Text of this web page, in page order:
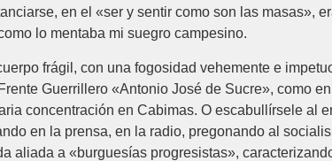
en el «ser y sentir como son las masas»,
lo mentaba mi suegro campesino.
frágil, con una fogosidad vehemente e
Guerrillero «Antonio José de Sucre», como
concentración en Cabimas. O escabullírsele al
en la prensa, en la radio, pregonando al
aliada a «burguesías progresistas»,